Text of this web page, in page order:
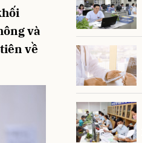
và
về